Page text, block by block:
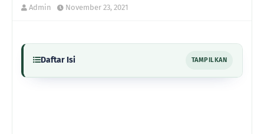
Admin November 23, 2021
Daftar Isi TAMPILKAN